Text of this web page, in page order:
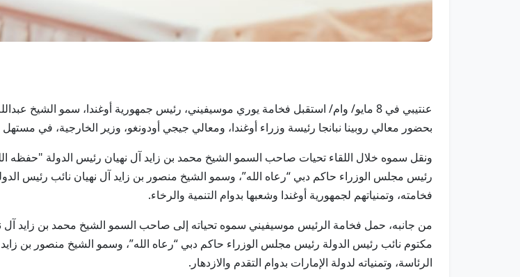
عنتيبي في 8 مايو/ وام/ استقبل فخامة يوري موسيفيني، رئيس جمهورية أوغندا، سمو الشيخ
بحضور معالي روبينا نبانجا رئيسة وزراء أوغندا، ومعالي جيجي أودونغو، وزير الخارجية، في
ونقل سموه خلال اللقاء تحيات صاحب السمو الشيخ محمد بن زايد آل نهيان رئيس الدولة
رئيس مجلس الوزراء حاكم دبي “رعاه الله”، وسمو الشيخ منصور بن زايد آل نهيان نائب رئيس
فخامته، وتمنياتهم لجمهورية أوغندا وشعبها بدوام التنمية والرخاء.
من جانبه، حمل فخامة الرئيس موسيفيني سموه تحياته إلى صاحب السمو الشيخ محمد بن زايد
مكتوم نائب رئيس الدولة رئيس مجلس الوزراء حاكم دبي “رعاه الله”، وسمو الشيخ منصور بن
الرئاسة، وتمنياته لدولة الإمارات بدوام التقدم والازدهار.